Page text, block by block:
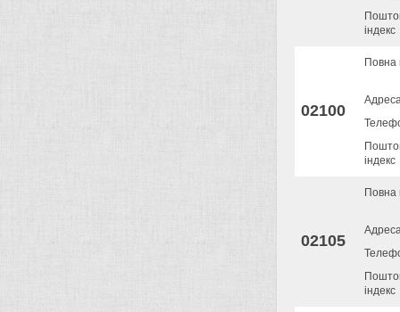
індекс
02100
Повна
індекс
02105
Повна
індекс